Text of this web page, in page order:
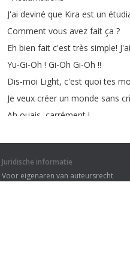
J'ai deviné que Kira est un
Comment vous avez fait ça ?
Eh bien fait c'est très simple! J'ai
Yu-Gi-Oh ! Gi-Oh Gi-Oh !!
Dis-moi Light, c'est quoi tes
Je veux créer un monde sans
Ah ouais carrément !
Urgh! Ah!
Je déteste les personnages
Juridische informatie
Voor eigenaren van auteursrecht